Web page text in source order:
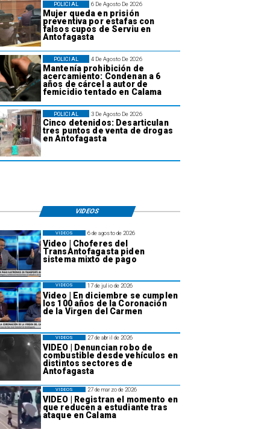
6 De Agosto De 2026
Mujer queda en prisión
preventiva por estafas con
falsos cupos de Serviu en
Antofagasta
POLICIAL
4 De Agosto De 2026
Mantenía prohibición de
acercamiento: Condenan a 6
años de cárcel a autor de
femicidio tentado en Calama
POLICIAL
3 De Agosto De 2026
Cinco detenidos: Desarticulan
tres puntos de venta de drogas
en Antofagasta
POLICIAL
VIDEOS
6 de agosto de 2026
Video | Choferes del
TransAntofagasta piden
sistema mixto de pago
VIDEOS
17 de julio de 2026
Video | En diciembre se cumplen
los 100 años de la Coronación
de la Virgen del Carmen
VIDEOS
27 de abril de 2026
VIDEO | Denuncian robo de
combustible desde vehículos en
distintos sectores de
Antofagasta
VIDEOS
27 de marzo de 2026
VIDEO | Registran el momento en
que reducen a estudiante tras
ataque en Calama
VIDEOS